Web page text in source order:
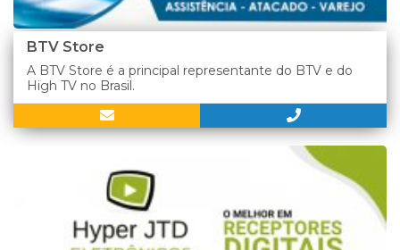
BTV Store
A BTV Store é a principal representante do BTV e do
High TV no Brasil.